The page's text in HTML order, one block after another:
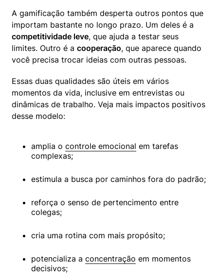
A gamificação também desperta outros pontos que
competitividade leve, que ajuda a testar seus
limites. Outro é a cooperação, que aparece quando
você precisa trocar ideias com outras pessoas.
Essas duas qualidades são úteis em vários
momentos da vida, inclusive em entrevistas ou
dinâmicas de trabalho. Veja mais impactos positivos
desse modelo:
amplia o controle emocional em tarefas
complexas;
estimula a busca por caminhos fora do padrão;
reforça o senso de pertencimento entre
colegas;
cria uma rotina com mais propósito;
potencializa a concentração em momentos
decisivos;